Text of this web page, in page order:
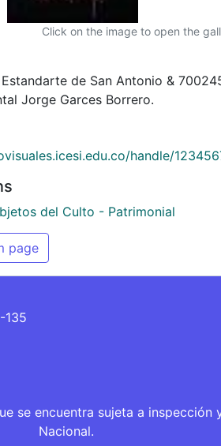
Click on the image to open the
de San Antonio &
Jorge Garces Borrero.
handle/
del Culto - Patrimonial
page
135
se encuentra sujeta a
Nacional.